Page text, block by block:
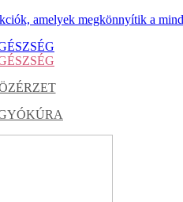
amelyek megkönnyítik a